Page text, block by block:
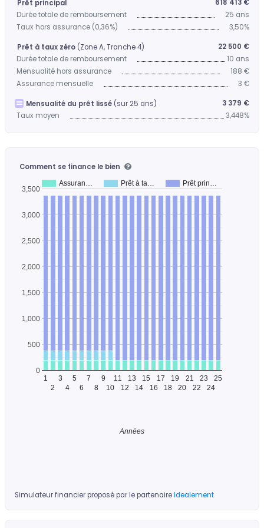
Prêt principal
618 413 €
Durée totale de remboursement
25 ans
Taux hors assurance (0,36%)
3,50%
Prêt à taux zéro (Zone A, Tranche 4)
22 500 €
Durée totale de remboursement
10 ans
Mensualité hors assurance
188 €
Assurance mensuelle
3 €
Mensualité du prêt lissé (sur 25 ans)
3 379 €
Taux moyen
3,448%
Comment se finance le bien
Assuran… Prêt à ta… Prêt prin…
1
2
3
4
5
6
7
8
9
10
11
12
13
14
15
16
17
18
19
20
21
22
23
24
25
0
500
1,000
1,500
2,000
2,500
3,000
3,500
Années
Simulateur financier proposé par le partenaireIdealement